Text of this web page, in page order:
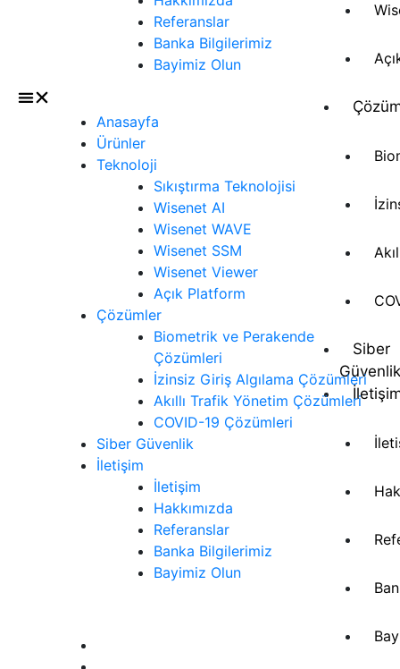
Siber
Referanslar
Banka Bilgilerimiz
Bayimiz Olun
Anasayfa
Ürünler
Teknoloji
Sıkıştırma Teknolojisi
Wisenet AI
Wisenet WAVE
Wisenet SSM
Wisenet Viewer
Açık Platform
Çözümler
Biometrik ve Perakende
Çözümleri
İzinsiz Giriş Algılama Çözümleri
Akıllı Trafik Yönetim Çözümleri
COVID-19 Çözümleri
Siber Güvenlik
İletişim
İletişim
Hakkımızda
Referanslar
Banka Bilgilerimiz
Bayimiz Olun